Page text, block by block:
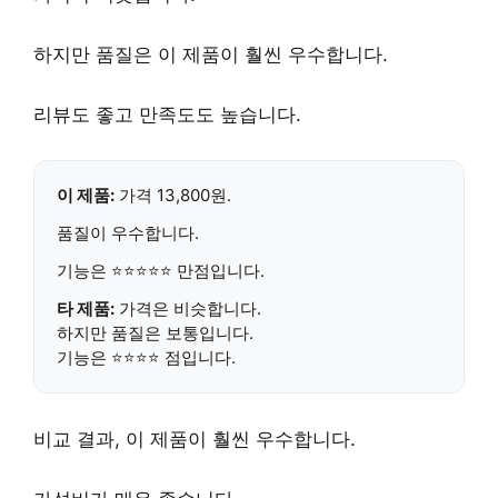
하지만 품질은 이 제품이 훨씬 우수합니다.
리뷰도 좋고 만족도도 높습니다.
이 제품: 가격 13,800원.
품질이 우수합니다.
기능은 ⭐⭐⭐⭐⭐ 만점입니다.
타 제품: 가격은 비슷합니다.
하지만 품질은 보통입니다.
기능은 ⭐⭐⭐⭐ 점입니다.
비교 결과, 이 제품이 훨씬 우수합니다.